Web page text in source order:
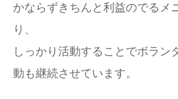
かならずきちんと利益のでるメ
り、
しっかり活動することでボラン
動も継続させています。